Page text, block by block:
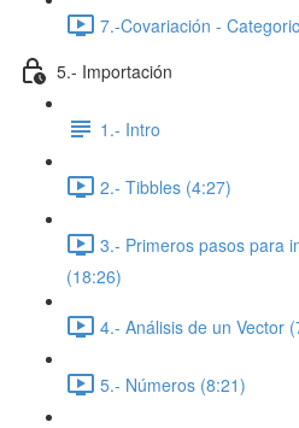
7.-Covariación -
5.- Importación
1.- Intro
2.- Tibbles (4:27)
3.- Primeros pasos para
(18:26)
4.- Análisis de un Vector
5.- Números (8:21)